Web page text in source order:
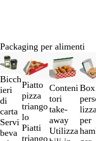
Packaging per alimenti
Bicch
ieri
di
carta
Servi
beva
Piatto
pizza
triango
lo
Piatti
triango
Conteni
tori
take-
away
Utilizza
Box
per
Diapositiva
da
1
a
2
di
9